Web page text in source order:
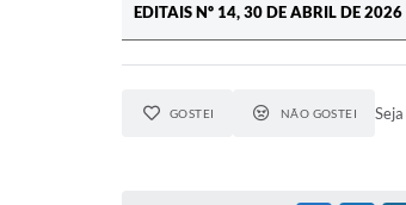
EDITAIS Nº 14, 30 DE ABRIL DE 2026
GOSTEI NÃO GOSTEI